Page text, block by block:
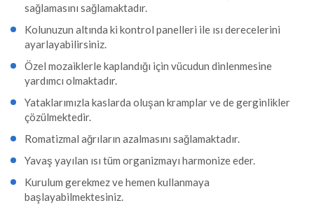
sağlamasını sağlamaktadır.
Kolunuzun altında ki kontrol panelleri ile ısı derecelerini
ayarlayabilirsiniz.
Özel mozaiklerle kaplandığı için vücudun dinlenmesine
yardımcı olmaktadır.
Yataklarımızla kaslarda oluşan kramplar ve de gerginlikler
çözülmektedir.
Romatizmal ağrıların azalmasını sağlamaktadır.
Yavaş yayılan ısı tüm organizmayı harmonize eder.
Kurulum gerekmez ve hemen kullanmaya
başlayabilmektesiniz.